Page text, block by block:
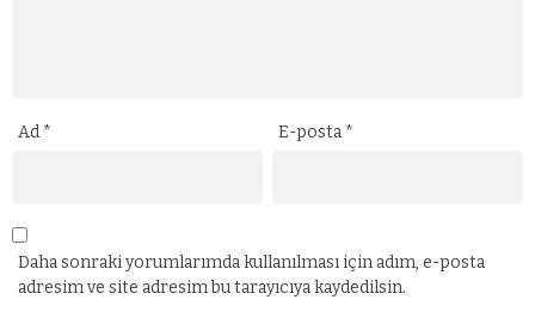
Ad * E-posta *
Daha sonraki yorumlarımda kullanılması için adım, e-posta
adresim ve site adresim bu tarayıcıya kaydedilsin.